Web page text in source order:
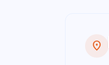
location_on